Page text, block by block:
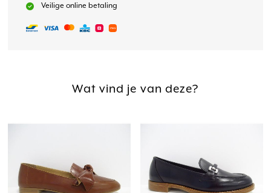
Veilige online betaling
Wat vind je van deze?